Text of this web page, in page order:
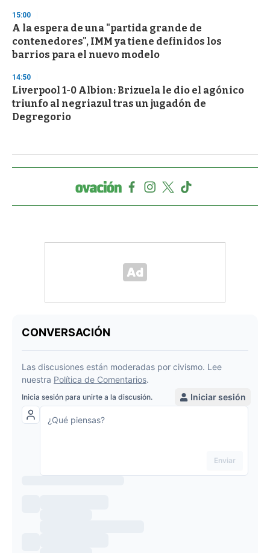
15:00
A la espera de una "partida grande de
contenedores", IMM ya tiene definidos los
barrios para el nuevo modelo
14:50
Liverpool 1-0 Albion: Brizuela le dio el agónico
triunfo al negriazul tras un jugadón de
Degregorio